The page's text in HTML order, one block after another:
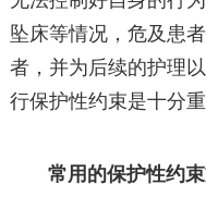
坠床等情况，危及患
者，并为后续的护理
行保护性约束是十分
常用的保护性约